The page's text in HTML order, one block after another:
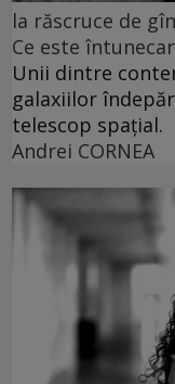
la răscruce de
Ce este
Unii dintre
galaxiilor
telescop spațial.
Andrei CORNEA